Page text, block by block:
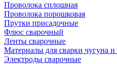
Проволока сплошная
Проволока порошковая
Прутки присадочные
Флюс сварочный
Ленты сварочные
Материалы для сварки чугуна
Электроды сварочные